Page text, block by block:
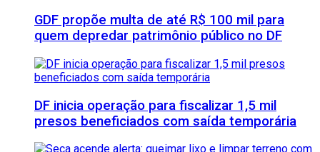
GDF propõe multa de até R$ 100 mil para
quem depredar patrimônio público no DF
DF inicia operação para fiscalizar 1,5 mil
presos beneficiados com saída temporária